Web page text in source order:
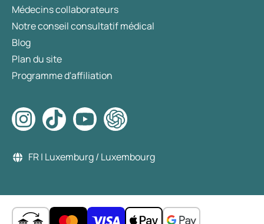
Médecins collaborateurs
Notre conseil consultatif médical
Blog
Plan du site
Programme d'affiliation
FR | Luxemburg / Luxembourg